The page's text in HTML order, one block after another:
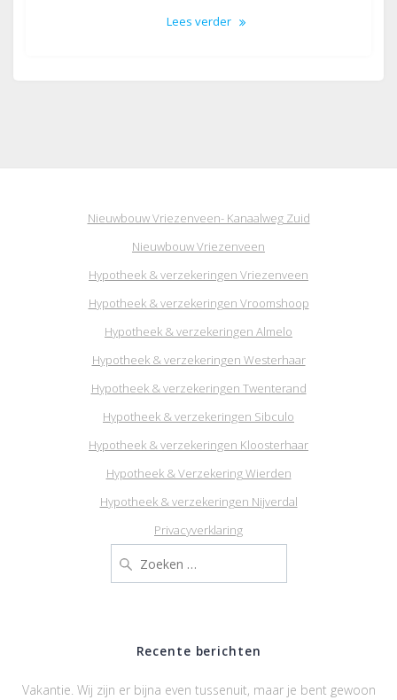
Lees verder
Nieuwbouw Vriezenveen- Kanaalweg Zuid
Nieuwbouw Vriezenveen
Hypotheek & verzekeringen Vriezenveen
Hypotheek & verzekeringen Vroomshoop
Hypotheek & verzekeringen Almelo
Hypotheek & verzekeringen Westerhaar
Hypotheek & verzekeringen Twenterand
Hypotheek & verzekeringen Sibculo
Hypotheek & verzekeringen Kloosterhaar
Hypotheek & Verzekering Wierden
Hypotheek & verzekeringen Nijverdal
Privacyverklaring
naar:
Recente berichten
Vakantie. Wij zijn er bijna even tussenuit, maar je bent gewoon